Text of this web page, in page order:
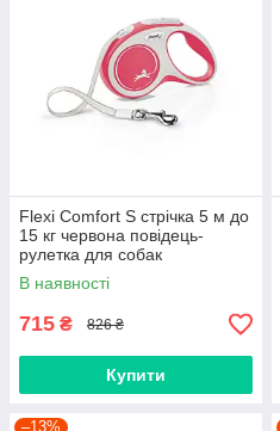
Flexi Comfort S стрічка 5 м до
15 кг червона повідець-
рулетка для собак
В наявності
715 ₴ 826 ₴
Купити
–13%